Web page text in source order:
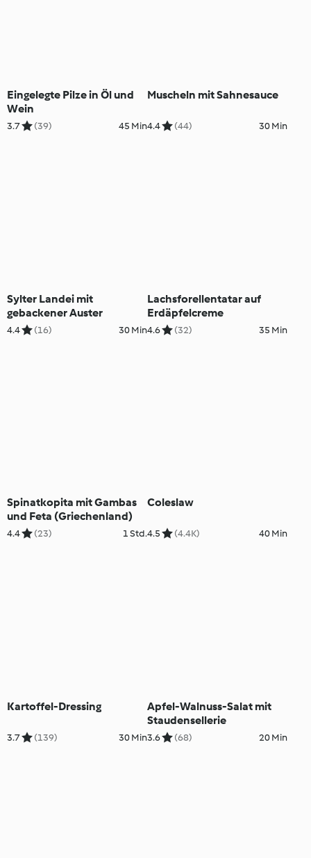
Eingelegte Pilze in Öl und
Wein
3.7 (39) 45 Min
Muscheln mit Sahnesauce
4.4 (44) 30 Min
Sylter Landei mit
gebackener Auster
4.4 (16) 30 Min
Lachsforellentatar auf
Erdäpfelcreme
4.6 (32) 35 Min
Spinatkopita mit Gambas
und Feta (Griechenland)
4.4 (23) 1 Std.
Coleslaw
4.5 (4.4K) 40 Min
Kartoffel-Dressing
3.7 (139) 30 Min
Apfel-Walnuss-Salat mit
Staudensellerie
3.6 (68) 20 Min